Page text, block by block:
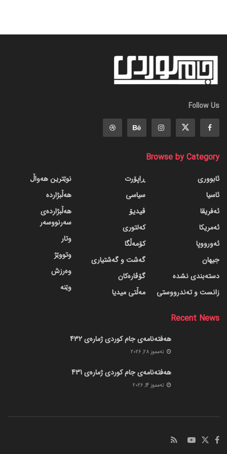
Follow Us
Browse by Category
ئابووری
ئاسیا
ئەفریقا
ئەمریکا
ئەورووپا
جیهان
دسته‌بندی نشده
زانست و تەندرووستی
ڕاپۆرت
سیاسی
ڤیدیۆ
کەلتوری
کۆمەڵگا
گه‌شت و گه‌شتیاری
گۆڤاره‌کان
مەڵتی میدیا
نوێترین هەواڵ
هەڵبژاردە
هەڵبژاردەی
سەرنووسەر
وتار
وتووێژ
وەرزش
وێنە
Recent News
هەفتەنامەی جام کوردی ژمارەی 432
ته‌مموز 28, 2026
هەفتەنامەی جام کوردی ژمارەی 431
ته‌مموز 14, 2026